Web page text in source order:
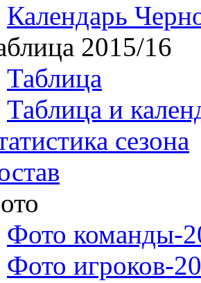
Календарь
2015/16
Таблица
Таблица и
сезона
Фото команды-
Фото игроков-